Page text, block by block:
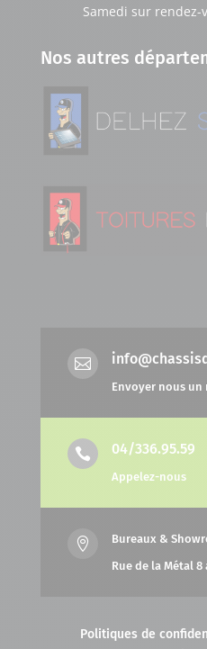
Samedi sur rendez-
Nos autres

Envoyer nous un
 04/336.95.59
Appelez-nous

Bureaux &
Rue de la Métal 8
Politiques de